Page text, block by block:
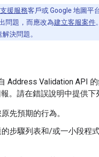
援服務客戶或 Google 地圖平
問題，而應改為建立客服案件
決問題。
Address Validation API
。請在錯誤說明中提供下
先預期的行為。
步驟列表和/或一小段程